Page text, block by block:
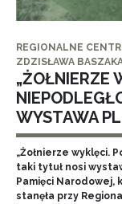
REGIONALNE
ZDZISŁAWA
„ŻOŁNIERZE
WYSTAWA
„Żołnierze wyklęci.
taki tytuł nosi
Pamięci Narodowej,
stanęła przy